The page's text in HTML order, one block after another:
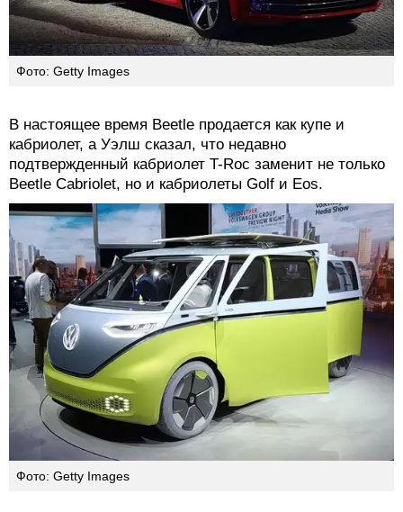
Фото: Getty Images
В настоящее время Beetle продается как купе и
кабриолет, а Уэлш сказал, что недавно
подтвержденный кабриолет T-Roc заменит не только
Beetle Cabriolet, но и кабриолеты Golf и Eos.
Фото: Getty Images